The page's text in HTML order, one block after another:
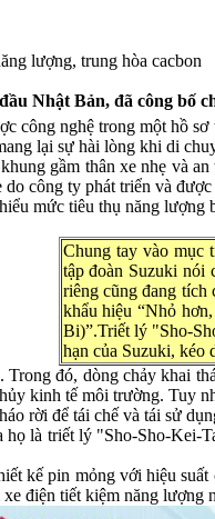
lượng, trung hòa cacbon
Nhật Bản, đã công
công nghệ trong một hồ
lại sự hài lòng khi di
gầm thân xe nhẹ và
công ty phát triển và
mức tiêu thụ năng
Chung tay vào mục
tập đoàn Suzuki
riêng cũng đang tích
khẩu hiệu “Nhỏ
Bi)”.Triết lý "Sho-
hạn của Suzuki, kéo
đó, dòng chảy khai
kinh tế môi trường. Tuy
rời để tái chế và tái sử
là triết lý "Sho-Sho-Kei-
kế pin mỏng với hiệu
điện tiết kiệm năng lượng